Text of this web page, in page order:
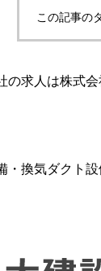
この記事の
の求人は株式
・換気ダクト